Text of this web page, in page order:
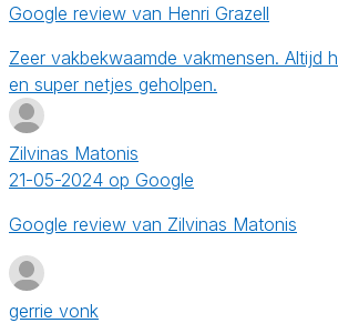
Google review van Henri Grazell
Zeer vakbekwaamde vakmensen. Altijd
en super netjes geholpen.
Zilvinas Matonis
21-05-2024 op Google
Google review van Zilvinas Matonis
gerrie vonk